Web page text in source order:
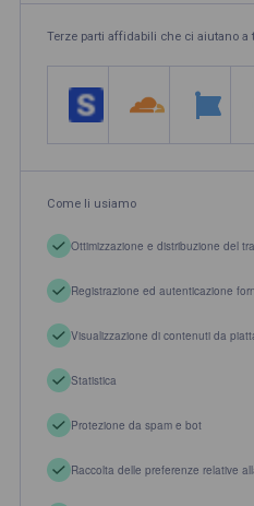
Terze parti affidabili che ci aiutano a
Come li usiamo
Ottimizzazione e distribuzione del
Registrazione ed autenticazione
Visualizzazione di contenuti da
Statistica
Protezione da spam e bot
Raccolta delle preferenze relative